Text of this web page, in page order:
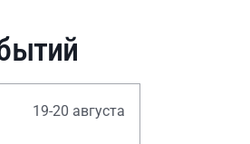
19-20 августа